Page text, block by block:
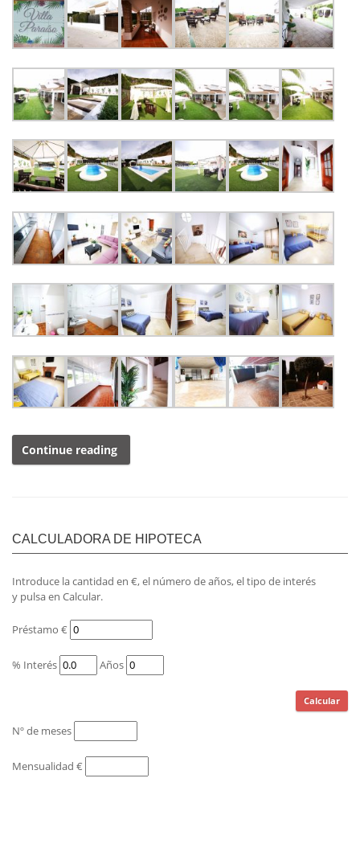
Continue reading
CALCULADORA DE HIPOTECA
Introduce la cantidad en €, el número de años, el tipo de interés
y pulsa en Calcular.
Préstamo €
% Interés Años
Nº de meses
Mensualidad €